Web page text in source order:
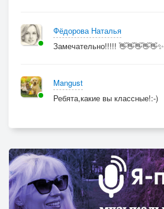
Фёдорова Наталья
Замечательно!!!!! 👋👋👋👋👋✨
Mangust
Ребята,какие вы классные!:-)